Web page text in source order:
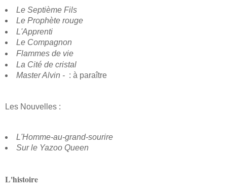
Le Septième Fils
Le Prophète rouge
L'Apprenti
Le Compagnon
Flammes de vie
La Cité de cristal
Master Alvin - : à paraître
Les Nouvelles :
L'Homme-au-grand-sourire
Sur le Yazoo Queen
L'histoire